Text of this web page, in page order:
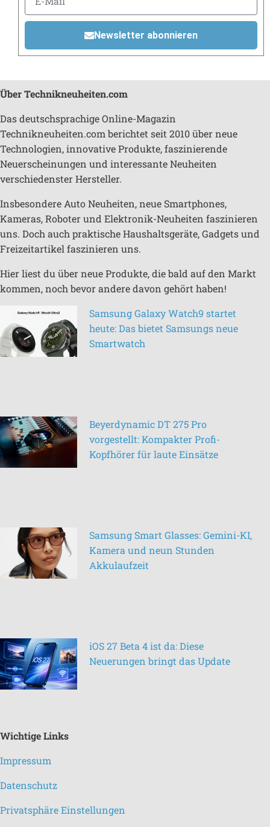
Newsletter abonnieren
Über Technikneuheiten.com
Das deutschsprachige Online-Magazin
Technikneuheiten.com berichtet seit 2010 über neue
Technologien, innovative Produkte, faszinierende
Neuerscheinungen und interessante Neuheiten
verschiedenster Hersteller.
Insbesondere Auto Neuheiten, neue Smartphones,
Kameras, Roboter und Elektronik-Neuheiten faszinieren
uns. Doch auch praktische Haushaltsgeräte, Gadgets und
Freizeitartikel faszinieren uns.
Hier liest du über neue Produkte, die bald auf den Markt
kommen, noch bevor andere davon gehört haben!
Samsung Galaxy Watch9 startet
heute: Das bietet Samsungs neue
Smartwatch
Beyerdynamic DT 275 Pro
vorgestellt: Kompakter Profi-
Kopfhörer für laute Einsätze
Samsung Smart Glasses: Gemini-KI,
Kamera und neun Stunden
Akkulaufzeit
iOS 27 Beta 4 ist da: Diese
Neuerungen bringt das Update
Wichtige Links
Impressum
Datenschutz
Privatsphäre Einstellungen